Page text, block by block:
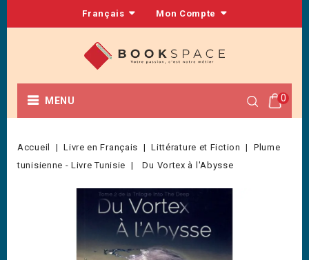
Français Mon Compte
0
MENU
Accueil Livre en Français Littérature et Fiction
Plume
tunisienne - Livre Tunisie
Du Vortex à l'Abysse